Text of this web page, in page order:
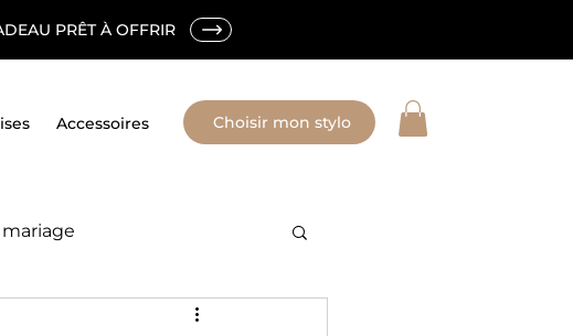
PRÊT À OFFRIR
Accessoires Choisir mon stylo